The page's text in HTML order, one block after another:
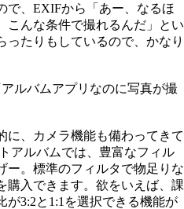
で、EXIFから「あー、なるほ
こんな条件で撮れるんだ」とい
ったりもしているので、かなり
ルバムアプリなのに写真が撮
に、カメラ機能も備わってきて
アルバムでは、豊富なフィル
ー。標準のフィルタで物足りな
購入できます。欲をいえば、課
3:2と1:1を選択できる機能が